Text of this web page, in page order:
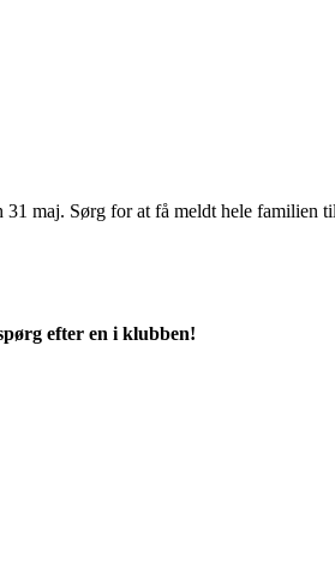
31 maj. Sørg for at få meldt hele familien
efter en i klubben!